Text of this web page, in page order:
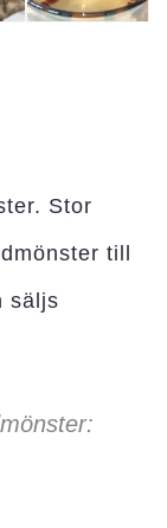
Stor
till
säljs